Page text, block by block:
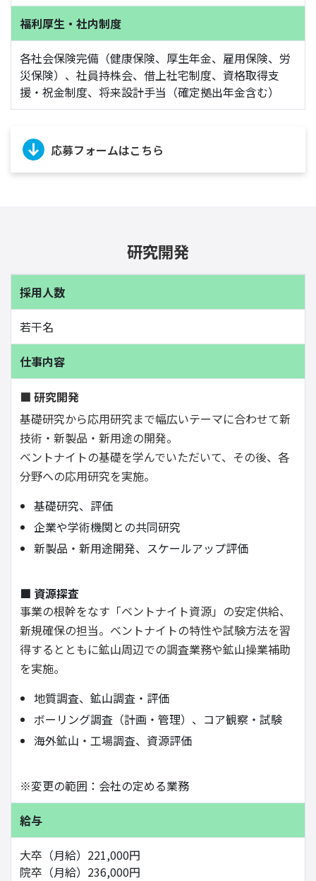
福利厚生・社内制度
各社会保険完備（健康保険、厚生年金、雇用保険、労
災保険）、社員持株会、借上社宅制度、資格取得支
援・祝金制度、将来設計手当（確定拠出年金含む）
応募フォームはこちら
研究開発
採用人数
若干名
仕事内容
■ 研究開発
基礎研究から応用研究まで幅広いテーマに合わせて新
技術・新製品・新用途の開発。
ベントナイトの基礎を学んでいただいて、その後、各
分野への応用研究を実施。
基礎研究、評価
企業や学術機関との共同研究
新製品・新用途開発、スケールアップ評価
■ 資源探査
事業の根幹をなす「ベントナイト資源」の安定供給、
新規確保の担当。ベントナイトの特性や試験方法を習
得するとともに鉱山周辺での調査業務や鉱山操業補助
を実施。
地質調査、鉱山調査・評価
ボーリング調査（計画・管理）、コア観察・試験
海外鉱山・工場調査、資源評価
※変更の範囲：会社の定める業務
給与
大卒（月給）221,000円
院卒（月給）236,000円